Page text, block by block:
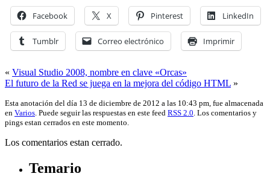
Facebook X Pinterest LinkedIn
Tumblr Correo electrónico Imprimir
« Visual Studio 2008, nombre en clave «Orcas»
El futuro de la Red se juega en la mejora del código HTML »
Esta anotación del día 13 de diciembre de 2012 a las 10:43 pm, fue almacenada
en Varios. Puede seguir las respuestas en este feed RSS 2.0. Los comentarios y
pings estan cerrados en este momento.
Los comentarios estan cerrado.
Temario